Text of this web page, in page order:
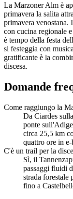
La Marzoner Alm è
primavera la salita
primavera venostana.
con cucina regionale
è tempo della festa
si festeggia con
gratificante è la
discesa.
Domande
Come raggiungo la
Da Ciardes
ponte
circa 25,5 km
quattro ore in
C'è un trail per la
Sì, il
passaggi fluidi
strada forestale
fino a